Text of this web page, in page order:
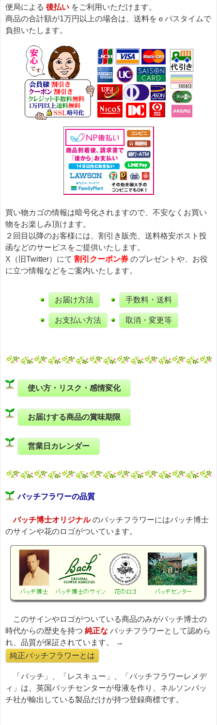
便局による 後払い をご利用いただけます。
商品の合計額が1万円以上の場合は、送料をｅパスタイムで
負担いたします。
買い物カゴの情報は暗号化されますので、不安なくお買い
物をお楽しみ頂けます。
２回目以降のお客様には、割引き販売、送料格安ポスト投
函などのサービスをご提供いたします。
X（旧Twitter）にて 割引クーポン券 のプレゼントや、お役
に立つ情報などをご案内いたします。
お届け方法
お支払い方法
手数料・送料
取消・変更等
使い方・リスク・感情変化
お届けする商品の賞味期限
営業日カレンダー
バッチフラワーの品質
バッチ博士オリジナルのバッチフラワーにはバッチ博士
のサインや花のロゴがついています。
このサインやロゴがついている商品のみがバッチ博士の
時代からの歴史を持つ 純正な バッチフラワーとして認めら
れ、品質が保証されています。 →
純正バッチフラワーとは
「バッチ」、「レスキュー」、「バッチフラワーレメデ
ィ」は、英国バッチセンターが母液を作り、ネルソンバッ
チ社が輸出している製品だけが持つ登録商標です。